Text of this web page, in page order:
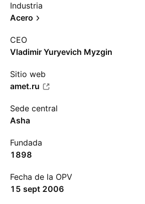
Industria
Acero
CEO
Vladimir Yuryevich Myzgin
Sitio web
amet.ru
Sede central
Asha
Fundada
1898
Fecha de la OPV
15 sept 2006